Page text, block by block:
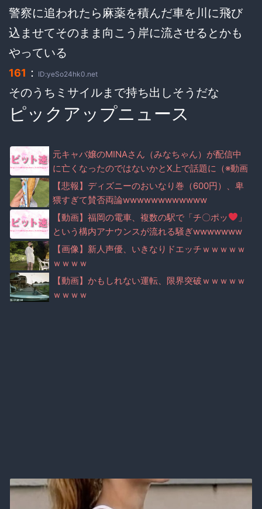
警察に追われたら麻薬を積んだ車を川に飛び
込ませてそのまま向こう岸に流させるとかも
やっている
161 ： ID:yeSo24hk0.net
そのうちミサイルまで持ち出しそうだな
ピックアップニュース
元キャバ嬢のMINAさん（みなちゃん）が配信中
に亡くなったのではないかとX上で話題に（※動画
あり）
【悲報】ディズニーのおいなり巻（600円）、卑
猥すぎて賛否両論wwwwwwwwwwww
【動画】福岡の電車、複数の駅で「チ〇ポッ
」
という構内アナウンスが流れる騒ぎwwwwwww
ww
【画像】新人声優、いきなりドエッチｗｗｗｗｗ
ｗｗｗｗ
【動画】かもしれない運転、限界突破ｗｗｗｗｗ
ｗｗｗｗ